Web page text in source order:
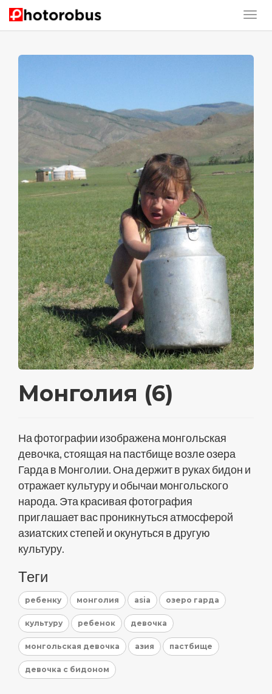
Монголия (6)
На фотографии изображена монгольская
девочка, стоящая на пастбище возле озера
Гарда в Монголии. Она держит в руках бидон и
отражает культуру и обычаи монгольского
народа. Эта красивая фотография
приглашает вас проникнуться атмосферой
азиатских степей и окунуться в другую
культуру.
Теги
ребенку монголия asia озеро гарда
культуру ребенок девочка
монгольская девочка азия пастбище
девочка с бидоном